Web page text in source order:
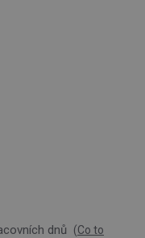
dnů (Co to